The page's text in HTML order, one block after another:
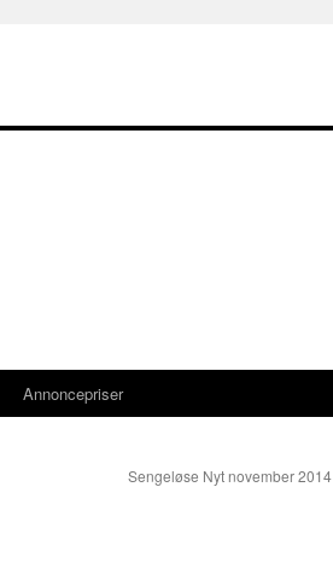
Annoncepriser
Sengeløse Nyt november 2014